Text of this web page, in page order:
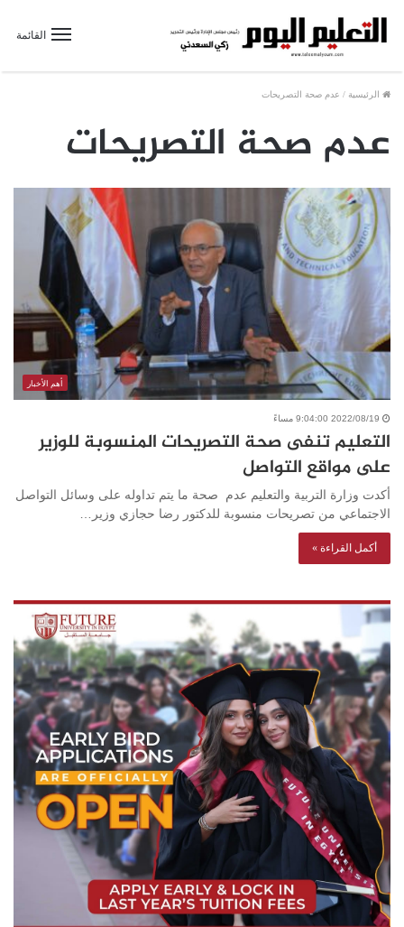
القائمة
الرئيسية / عدم صحة التصريحات
عدم صحة التصريحات
أهم الأخبار
2022/08/19 9:04:00 مساءً
التعليم تنفى صحة التصريحات المنسوبة للوزير
على مواقع التواصل
أكدت وزارة التربية والتعليم عدم صحة ما يتم تداوله على وسائل التواصل
الاجتماعي من تصريحات منسوبة للدكتور رضا حجازي وزير…
أكمل القراءة »